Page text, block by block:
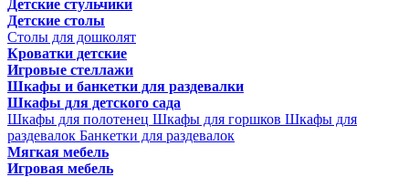
Детские стульчики
Детские столы
Столы для дошколят
Кроватки детские
Игровые стеллажи
Шкафы и банкетки для раздевалки
Шкафы для детского сада
Шкафы для полотенец Шкафы для горшков Шкафы для
раздевалок Банкетки для раздевалок
Мягкая мебель
Игровая мебель